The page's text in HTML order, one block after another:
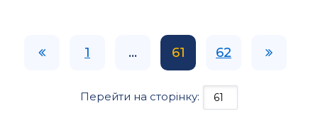
1 ... 61 62
Перейти на сторінку: